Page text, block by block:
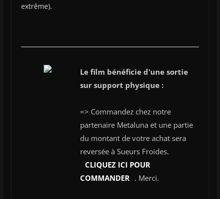
extrême).
Le film bénéficie d'une sortie
sur support physique :
=> Commandez chez notre
partenaire Metaluna et une partie
du montant de votre achat sera
reversée à Sueurs Froides.
CLIQUEZ ICI POUR
COMMANDER . Merci.